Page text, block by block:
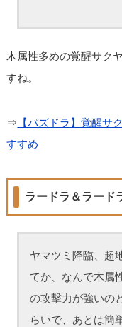
木属性多めの覚醒サク
すね。
⇒ 【パズドラ】覚醒サ
すすめ
ラードラ＆ラード
ヤマツミ降臨、超
てか、なんで木属
の攻撃力が強いの
らいで、あとは簡